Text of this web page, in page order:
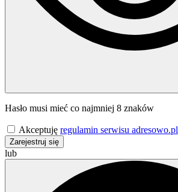
Hasło musi mieć co najmniej 8 znaków
Akceptuję regulamin serwisu adresowo.pl
Zarejestruj się
lub